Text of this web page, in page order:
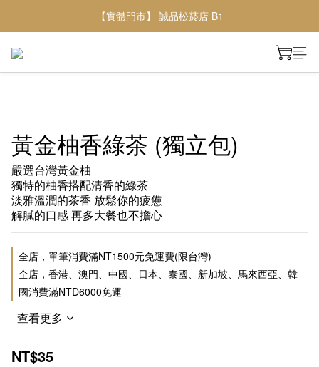
【實體門市】 誠品松菸店 B1
黃金柚香綠茶 (獨立包)
嚴選台灣黃金柚
獨特的柚香搭配清香的綠茶
淡雅溫潤的茶香 放鬆你的疲憊
解膩的口感 再多大餐也不擔心
全店，單筆消費滿NT1500元免運費(限台灣)
全店，香港、澳門、中國、日本、泰國、新加坡、馬來西亞、韓
國消費滿NTD6000免運
查看更多
NT$35